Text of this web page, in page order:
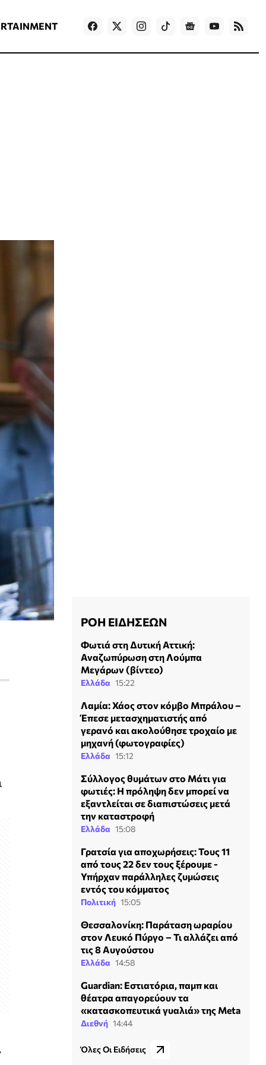
Games
ΡΟΗ ΕΙΔΗΣΕΩΝ
Φωτιά στη Δυτική Αττική:
Αναζωπύρωση στη Λούμπα
Μεγάρων (βίντεο)
Ελλάδα 15:22
Λαμία: Χάος στον κόμβο Μπράλου –
Έπεσε μετασχηματιστής από
γερανό και ακολούθησε τροχαίο με
μηχανή (φωτογραφίες)
Ελλάδα 15:12
Σύλλογος θυμάτων στο Μάτι για
φωτιές: Η πρόληψη δεν μπορεί να
εξαντλείται σε διαπιστώσεις μετά
την καταστροφή
Ελλάδα 15:08
Γρατσία για αποχωρήσεις: Τους 11
από τους 22 δεν τους ξέρουμε -
Υπήρχαν παράλληλες ζυμώσεις
εντός του κόμματος
Πολιτική 15:05
Θεσσαλονίκη: Παράταση ωραρίου
στον Λευκό Πύργο – Τι αλλάζει από
τις 8 Αυγούστου
Ελλάδα 14:58
Guardian: Εστιατόρια, παμπ και
θέατρα απαγορεύουν τα
«κατασκοπευτικά γυαλιά» της Meta
Διεθνή 14:44
Όλες Οι Ειδήσεις